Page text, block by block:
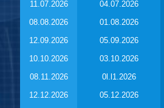
11.07.2026
08.08.2026
12.09.2026
10.10.2026
08.11.2026
12.12.2026
04.07.2026
01.08.2026
05.09.2026
03.10.2026
0l.l1.2026
05.12.2026